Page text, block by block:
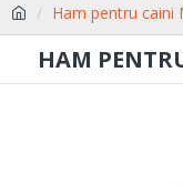
Ham pentru caini
HAM